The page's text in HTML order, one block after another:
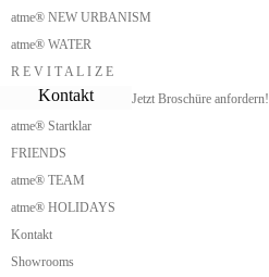
atme® NEW URBANISM
atme® WATER
R E V I T A L I Z E
Kontakt
Jetzt Broschüre anfordern!
atme® Startklar
FRIENDS
atme® TEAM
atme® HOLIDAYS
Kontakt
Showrooms
Cottage Kit
Barraca de Madera
La Choza
Refugio de montaña
La Casilla
Cabaña Alpina
Casa de Campo
Cabana
Barraco
Abrigo